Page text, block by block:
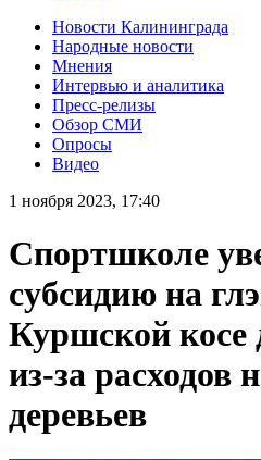
Новости Калининграда
Народные новости
Мнения
Интервью и аналитика
Пресс-релизы
Обзор СМИ
Опросы
Видео
1 ноября 2023, 17:40
Спортшколе
субсидию на
Куршской косе
из-за расходов
деревьев